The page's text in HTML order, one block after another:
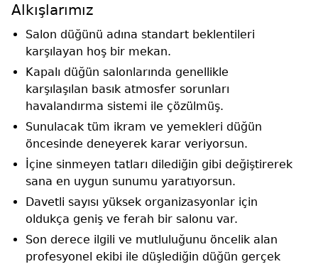
Alkışlarımız
Salon düğünü adına standart beklentileri
karşılayan hoş bir mekan.
Kapalı düğün salonlarında genellikle
karşılaşılan basık atmosfer sorunları
havalandırma sistemi ile çözülmüş.
Sunulacak tüm ikram ve yemekleri düğün
öncesinde deneyerek karar veriyorsun.
İçine sinmeyen tatları dilediğin gibi değiştirerek
sana en uygun sunumu yaratıyorsun.
Davetli sayısı yüksek organizasyonlar için
oldukça geniş ve ferah bir salonu var.
Son derece ilgili ve mutluluğunu öncelik alan
profesyonel ekibi ile düşlediğin düğün gerçek